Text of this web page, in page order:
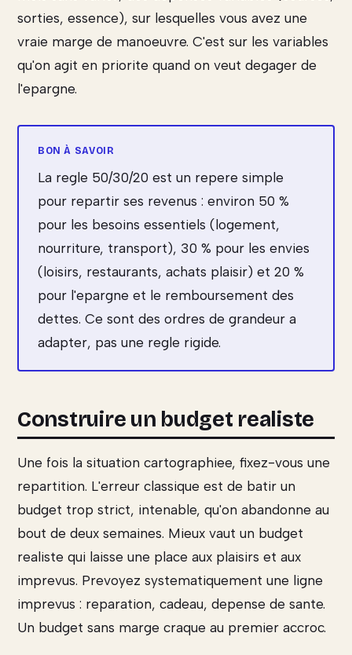
sorties, essence), sur lesquelles vous avez une
vraie marge de manoeuvre. C'est sur les variables
qu'on agit en priorite quand on veut degager de
l'epargne.
La regle 50/30/20 est un repere simple
pour repartir ses revenus : environ 50 %
pour les besoins essentiels (logement,
nourriture, transport), 30 % pour les envies
(loisirs, restaurants, achats plaisir) et 20 %
pour l'epargne et le remboursement des
dettes. Ce sont des ordres de grandeur a
adapter, pas une regle rigide.
Construire un budget realiste
Une fois la situation cartographiee, fixez-vous une
repartition. L'erreur classique est de batir un
budget trop strict, intenable, qu'on abandonne au
bout de deux semaines. Mieux vaut un budget
realiste qui laisse une place aux plaisirs et aux
imprevus. Prevoyez systematiquement une ligne
imprevus : reparation, cadeau, depense de sante.
Un budget sans marge craque au premier accroc.